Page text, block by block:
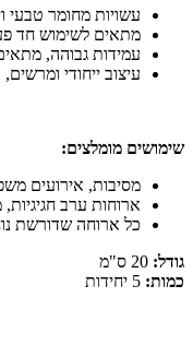
עשויות מחומר טבעי
מתאים לשימוש חד
עמידות גבוהה,
עיצוב ייחודי
שימושים מומלצים:
מסיבות, אירועים
ארוחות ערב
כל ארוחה שדורשת
גודל:
כמות: